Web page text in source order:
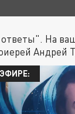
На
Андрей